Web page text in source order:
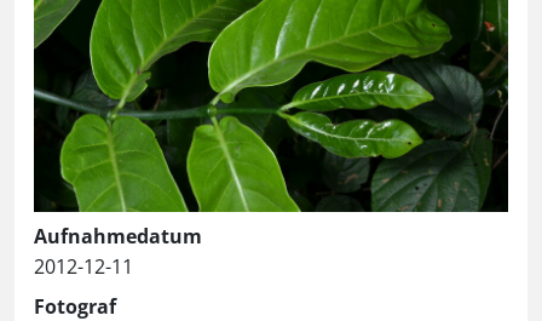
Aufnahmedatum
2012-12-11
Fotograf